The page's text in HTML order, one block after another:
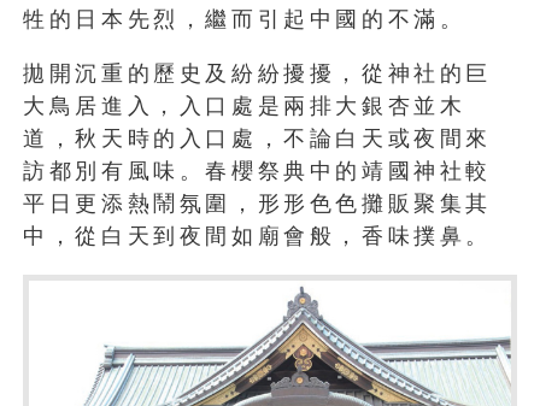
牲的日本先烈，繼而引起中國的不滿。
拋開沉重的歷史及紛紛擾擾，從神社的巨
大鳥居進入，入口處是兩排大銀杏並木
道，秋天時的入口處，不論白天或夜間來
訪都別有風味。春櫻祭典中的靖國神社較
平日更添熱鬧氛圍，形形色色攤販聚集其
中，從白天到夜間如廟會般，香味撲鼻。